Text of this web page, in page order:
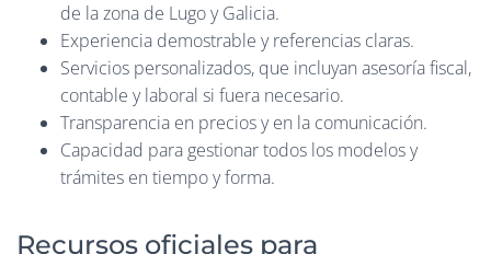
de la zona de Lugo y Galicia.
Experiencia demostrable y referencias claras.
Servicios personalizados, que incluyan asesoría fiscal,
contable y laboral si fuera necesario.
Transparencia en precios y en la comunicación.
Capacidad para gestionar todos los modelos y
trámites en tiempo y forma.
Recursos oficiales para